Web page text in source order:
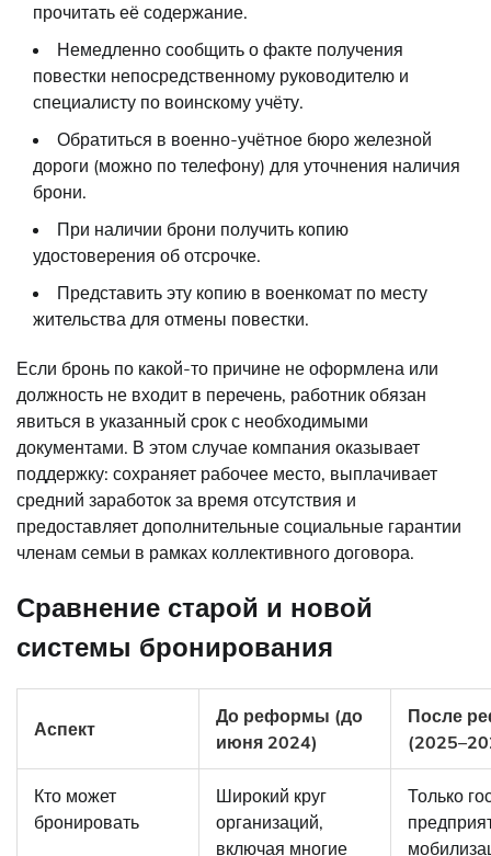
прочитать её содержание.
Немедленно сообщить о факте получения
повестки непосредственному руководителю и
специалисту по воинскому учёту.
Обратиться в военно-учётное бюро железной
дороги (можно по телефону) для уточнения наличия
брони.
При наличии брони получить копию
удостоверения об отсрочке.
Представить эту копию в военкомат по месту
жительства для отмены повестки.
Если бронь по какой-то причине не оформлена или
должность не входит в перечень, работник обязан
явиться в указанный срок с необходимыми
документами. В этом случае компания оказывает
поддержку: сохраняет рабочее место, выплачивает
средний заработок за время отсутствия и
предоставляет дополнительные социальные гарантии
членам семьи в рамках коллективного договора.
Сравнение старой и новой
системы бронирования
Аспект
До реформы (до
июня 2024)
После
Кто может
бронировать
Широкий круг
организаций,
включая многие
Только